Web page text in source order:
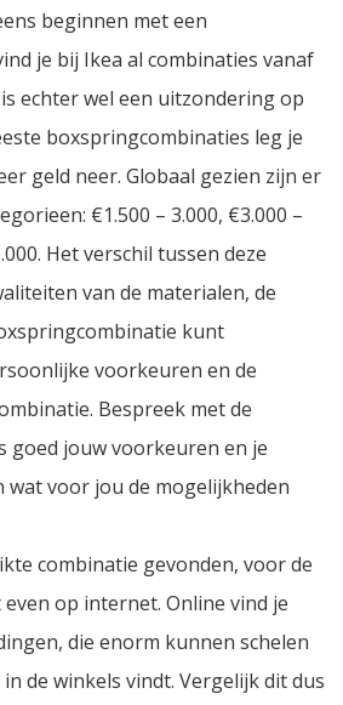
beginnen met een
je bij Ikea al combinaties vanaf
echter wel een uitzondering op
boxspringcombinaties leg je
geld neer. Globaal gezien zijn er
€1.500 – 3.000, €3.000 –
Het verschil tussen deze
van de materialen, de
kunt
voorkeuren en de
Bespreek met de
goed jouw voorkeuren en je
wat voor jou de mogelijkheden
combinatie gevonden, voor de
op internet. Online vind je
die enorm kunnen schelen
de winkels vindt. Vergelijk dit dus